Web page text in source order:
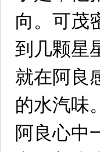
向。可茂
到几颗星
就在阿良
的水汽味。
阿良心中